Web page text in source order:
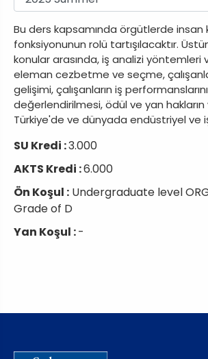
Bu ders kapsamında örgütlerde insan
fonksiyonunun rolü tartışılacaktır.
konular arasında, iş analizi yöntemleri
eleman cezbetme ve seçme,
gelişimi, çalışanların iş
değerlendirilmesi, ödül ve yan
Türkiye'de ve dünyada endüstriyel ve
SU Kredi :3.000
AKTS Kredi :6.000
Ön Koşul : Undergraduate level
Grade of D
Yan Koşul :-